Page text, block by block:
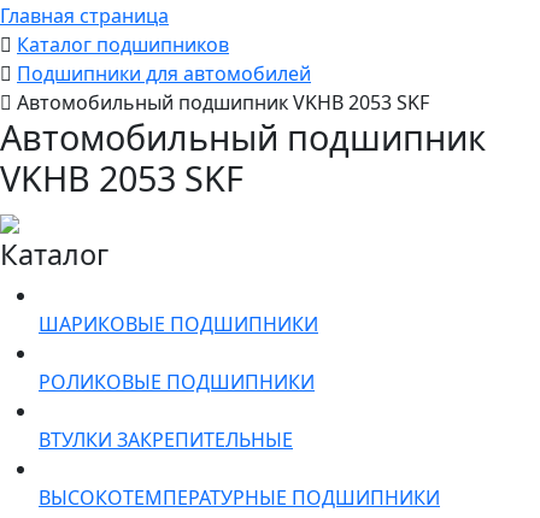
Главная страница
Каталог подшипников
Подшипники для автомобилей
Автомобильный подшипник VKHB 2053 SKF
Автомобильный подшипник
VKHB 2053 SKF
Каталог
ШАРИКОВЫЕ ПОДШИПНИКИ
РОЛИКОВЫЕ ПОДШИПНИКИ
ВТУЛКИ ЗАКРЕПИТЕЛЬНЫЕ
ВЫСОКОТЕМПЕРАТУРНЫЕ ПОДШИПНИКИ